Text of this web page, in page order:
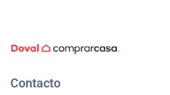
Contacto